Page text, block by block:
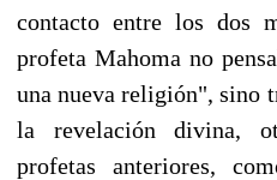
contacto entre los dos
profeta Mahoma no
una nueva religión", sino
la revelación divina,
profetas anteriores,